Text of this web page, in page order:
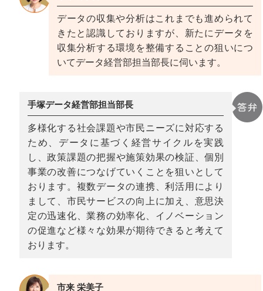
データの収集や分析はこれまでも進められて
きたと認識しておりますが、新たにデータを
収集分析する環境を整備することの狙いにつ
いてデータ経営部担当部長に伺います。
手塚データ経営部担当部長
多様化する社会課題や市民ニーズに対応する
ため、データに基づく経営サイクルを実践
し、政策課題の把握や施策効果の検証、個別
事業の改善につなげていくことを狙いとして
おります。複数データの連携、利活用により
まして、市民サービスの向上に加え、意思決
定の迅速化、業務の効率化、イノベーション
の促進など様々な効果が期待できると考えて
おります。
市来 栄美子